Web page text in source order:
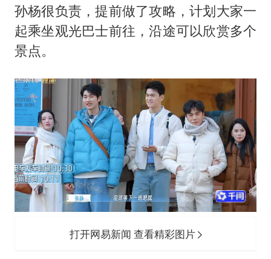
孙杨很负责，提前做了攻略，计划大家一
起乘坐观光巴士前往，沿途可以欣赏多个
景点。
打开网易新闻 查看精彩图片